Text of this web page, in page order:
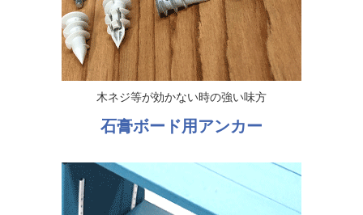
木ネジ等が効かない時の強い味方
石膏ボード用アンカー